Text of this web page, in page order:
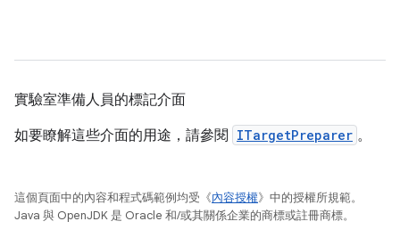
實驗室準備人員的標記介面
如要瞭解這些介面的用途，請參閱
ITargetPreparer 。
這個頁面中的內容和程式碼範例均受《內容授權》中的授權所規範。
Java 與 OpenJDK 是 Oracle 和/或其關係企業的商標或註冊商標。